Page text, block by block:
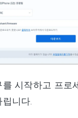
를 시작하고 프로
니다.